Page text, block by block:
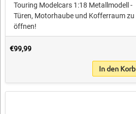
Touring Modelcars 1:18 Metallmodell -
Türen, Motorhaube und Kofferraum zu
öffnen!
€99,99
In den Korb